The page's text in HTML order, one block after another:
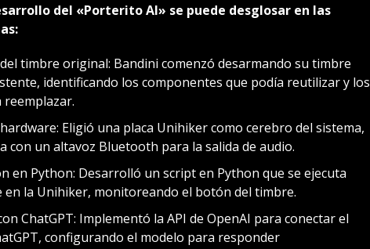
del «Porterito AI» se puede desglosar en las
timbre original: Bandini comenzó desarmando su timbre
identificando los componentes que podía reutilizar y los
reemplazar.
Eligió una placa Unihiker como cerebro del sistema,
con un altavoz Bluetooth para la salida de audio.
en Python: Desarrolló un script en Python que se ejecuta
en la Unihiker, monitoreando el botón del timbre.
ChatGPT: Implementó la API de OpenAI para conectar el
configurando el modelo para responder